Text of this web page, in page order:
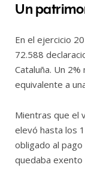
Un
En el ejercicio
72.588
Cataluña. Un
equivalente a
Mientras que el
elevó hasta los
obligado al
quedaba exento